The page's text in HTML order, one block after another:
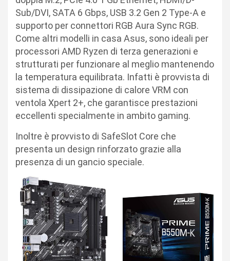
Sub/DVI, SATA 6 Gbps, USB 3.2 Gen 2 Type-A e
supporto per connettori RGB Aura Sync RGB.
Come altri modelli in casa Asus, sono ideali per
processori AMD Ryzen di terza generazioni e
strutturati per funzionare al meglio mantenendo
la temperatura equilibrata. Infatti è provvista di
sistema di dissipazione di calore VRM con
ventola Xpert 2+, che garantisce prestazioni
eccellenti specialmente in ambito gaming.
Inoltre è provvisto di SafeSlot Core che
presenta un design rinforzato grazie alla
presenza di un gancio speciale.